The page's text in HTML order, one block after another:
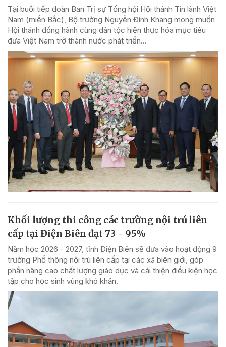
Tại buổi tiếp đoàn Ban Trị sự Tổng hội Hội thánh Tin lành Việt
Nam (miền Bắc), Bộ trưởng Nguyễn Đình Khang mong muốn
Hội thánh đồng hành cùng dân tộc hiện thực hóa mục tiêu
đưa Việt Nam trở thành nước phát triển...
Khối lượng thi công các trường nội trú liên
cấp tại Điện Biên đạt 73 - 95%
Năm học 2026 - 2027, tỉnh Điện Biên sẽ đưa vào hoạt động 9
trường Phổ thông nội trú liên cấp tại các xã biên giới, góp
phần nâng cao chất lượng giáo dục và cải thiện điều kiện học
tập cho học sinh vùng khó khăn.